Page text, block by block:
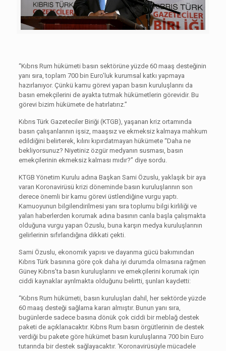
“Kıbrıs Rum hükümeti basın sektörüne yüzde 60 maaş desteğinin
yanı sıra, toplam 700 bin Euro’luk kurumsal katkı yapmaya
hazırlanıyor. Çünkü kamu görevi yapan basın kuruluşlarını da
basın emekçilerini de ayakta tutmak hükümetlerin görevidir. Bu
görevi bizim hükümete de hatırlatırız.”
Kıbrıs Türk Gazeteciler Biriği (KTGB), yaşanan kriz ortamında
basın çalışanlarının işsiz, maaşsız ve ekmeksiz kalmaya mahkum
edildiğini belirterek, kılını kıpırdatmayan hükümete “Daha ne
bekliyorsunuz? Niyetiniz özgür medyanın susması, basın
emekçilerinin ekmeksiz kalması mıdır?” diye sordu.
KTGB Yönetim Kurulu adına Başkan Sami Özuslu, yaklaşık bir aya
varan Koronavirüsü krizi döneminde basın kuruluşlarının son
derece önemli bir kamu görevi üstlendiğine vurgu yaptı.
Kamuoyunun bilgilendirilmesi yanı sıra toplumu bilgi kirliliği ve
yalan haberlerden korumak adına basının canla başla çalışmakta
olduğuna vurgu yapan Özuslu, buna karşın medya kuruluşlarının
gelirlerinin sıfırlandığına dikkati çekti.
Sami Özuslu, ekonomik yapısı ve dayanma gücü bakımından
Kıbrıs Türk basınına göre çok daha iyi durumda olmasına rağmen
Güney Kıbrıs’ta basın kuruluşlarını ve emekçilerini korumak için
ciddi kaynaklar ayrılmakta olduğunu belirtti, şunları kaydetti:
“Kıbrıs Rum hükümeti, basın kuruluşları dahil, her sektörde yüzde
60 maaş desteği sağlama kararı almıştır. Bunun yanı sıra,
bugünlerde sadece basına dönük çok ciddi bir meblağ destek
paketi de açıklanacaktır. Kıbrıs Rum basın örgütlerinin de destek
verdiği bu pakete göre hükümet basın kuruluşlarına 700 bin Euro
tutarında bir destek sağlayacaktır. ‘Koronavirüsüyle mücadele